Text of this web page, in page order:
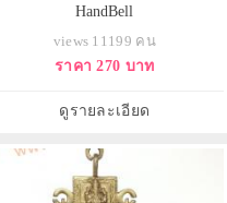
HandBell
views 11199 คน
ราคา 270 บาท
ดูรายละเอียด